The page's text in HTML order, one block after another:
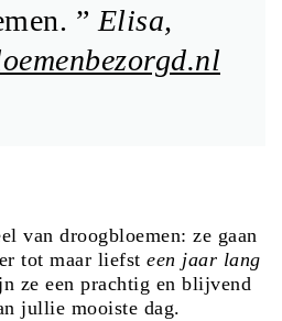
”Elisa,
van droogbloemen: ze gaan
tot maar liefst een jaar lang
ze een prachtig en blijvend
jullie mooiste dag.